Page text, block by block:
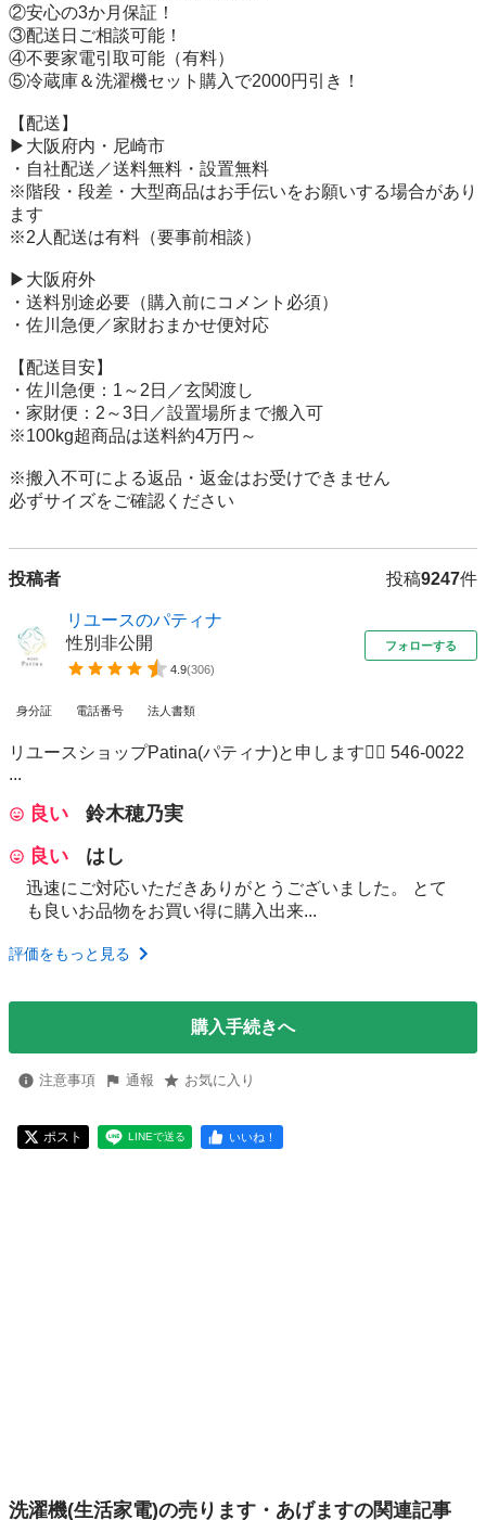
②安心の3か月保証！
③配送日ご相談可能！
④不要家電引取可能（有料）
⑤冷蔵庫＆洗濯機セット購入で2000円引き！
【配送】
▶大阪府内・尼崎市
・自社配送／送料無料・設置無料
※階段・段差・大型商品はお手伝いをお願いする場合があり
ます
※2人配送は有料（要事前相談）
▶大阪府外
・送料別途必要（購入前にコメント必須）
・佐川急便／家財おまかせ便対応
【配送目安】
・佐川急便：1～2日／玄関渡し
・家財便：2～3日／設置場所まで搬入可
※100kg超商品は送料約4万円～
※搬入不可による返品・返金はお受けできません
必ずサイズをご確認ください
投稿者 投稿9247件
リユースのパティナ
性別非公開
4.9(306)
フォローする
身分証 電話番号 法人書類
リユースショップPatina(パティナ)と申します🙋‍♂️ 546-0022
...
良い
鈴木穂乃実
良い
はし
迅速にご対応いただきありがとうございました。 とて
も良いお品物をお買い得に購入出来...
評価をもっと見る
購入手続きへ
注意事項 通報 お気に入り
ポスト LINEで送る いいね！
洗濯機(生活家電)の売ります・あげますの関連記事